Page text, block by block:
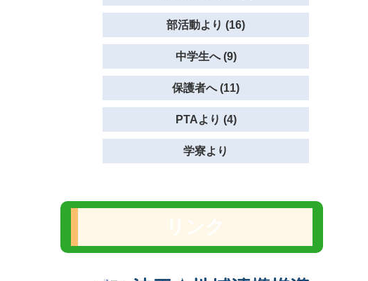
部活動より (16)
中学生へ (9)
保護者へ (11)
PTAより (4)
学寮より